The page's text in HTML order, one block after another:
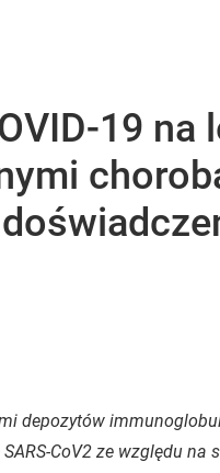
19
depozytów
CoV2 ze względu na